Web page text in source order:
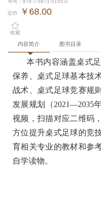
书号：978-7-5671-5155-0
定价 ￥68.00
收藏
内容简介 图书目录
本书内容涵盖桌式
保养、桌式足球基本技
战术、桌式足球竞赛规
发展规划（2021—2035
视频，扫描对应二维码
方位提升桌式足球的竞
育相关专业的教材和参
自学读物。